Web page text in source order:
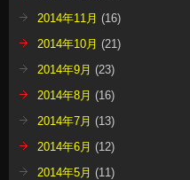
2014年11月 (16)
2014年10月 (21)
2014年9月 (23)
2014年8月 (16)
2014年7月 (13)
2014年6月 (12)
2014年5月 (11)